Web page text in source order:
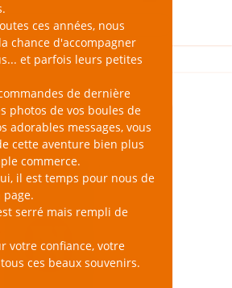
ces années, nous
chance d'accompagner
et parfois leurs petites
de dernière
photos de vos boules de
adorables messages, vous
cette aventure bien plus
commerce.
il est temps pour nous de
serré mais rempli de
votre confiance, votre
ces beaux souvenirs.